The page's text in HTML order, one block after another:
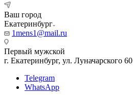
Ваш город
Екатеринбург
1mens1@mail.ru
Первый мужской
г. Екатеринбург, ул. Луначарского 60
Telegram
WhatsApp